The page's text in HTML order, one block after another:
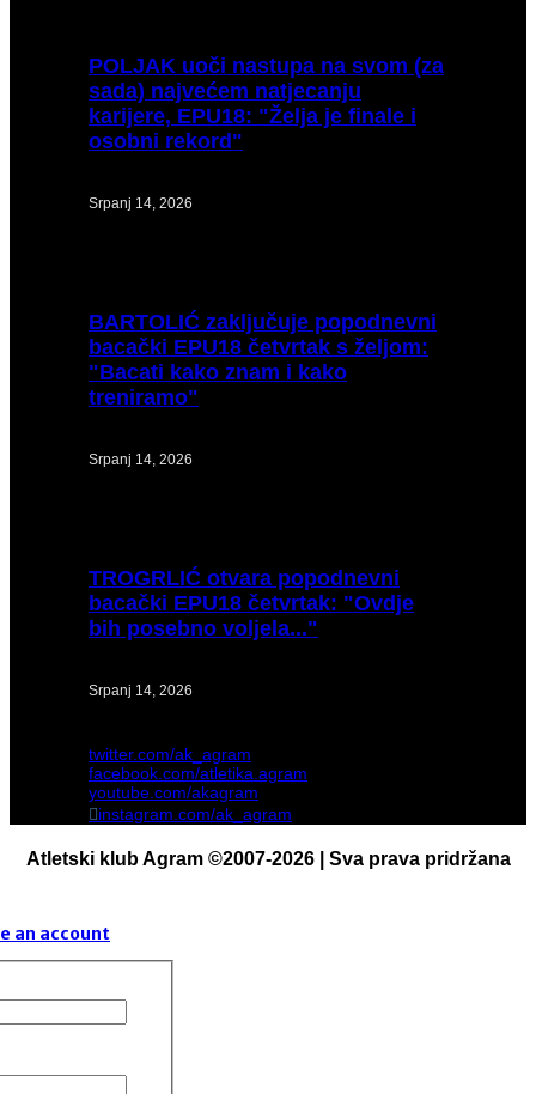
POLJAK uoči nastupa na svom (za
sada) najvećem natjecanju
karijere, EPU18: "Želja je finale i
osobni rekord"
Srpanj 14, 2026
BARTOLIĆ zaključuje popodnevni
bacački EPU18 četvrtak s željom:
"Bacati kako znam i kako
treniramo"
Srpanj 14, 2026
TROGRLIĆ otvara popodnevni
bacački EPU18 četvrtak: "Ovdje
bih posebno voljela..."
Srpanj 14, 2026
twitter.com/ak_agram
facebook.com/atletika.agram
youtube.com/akagram
instagram.com/ak_agram
Atletski klub Agram ©2007-2026 | Sva prava pridržana
an account